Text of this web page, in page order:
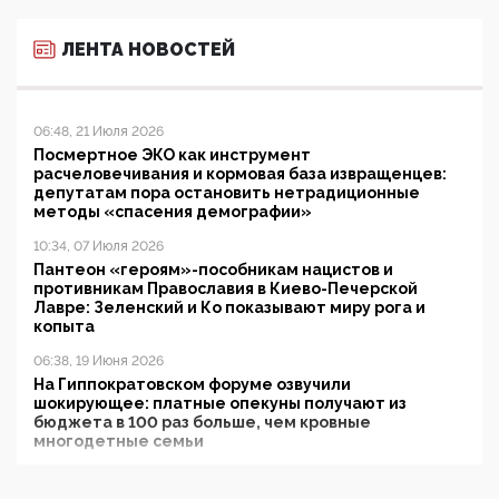
ЛЕНТА НОВОСТЕЙ
06:48, 21 Июля 2026
Посмертное ЭКО как инструмент
расчеловечивания и кормовая база извращенцев:
депутатам пора остановить нетрадиционные
методы «спасения демографии»
10:34, 07 Июля 2026
Пантеон «героям»-пособникам нацистов и
противникам Православия в Киево-Печерской
Лавре: Зеленский и Ко показывают миру рога и
копыта
06:38, 19 Июня 2026
На Гиппократовском форуме озвучили
шокирующее: платные опекуны получают из
бюджета в 100 раз больше, чем кровные
многодетные семьи